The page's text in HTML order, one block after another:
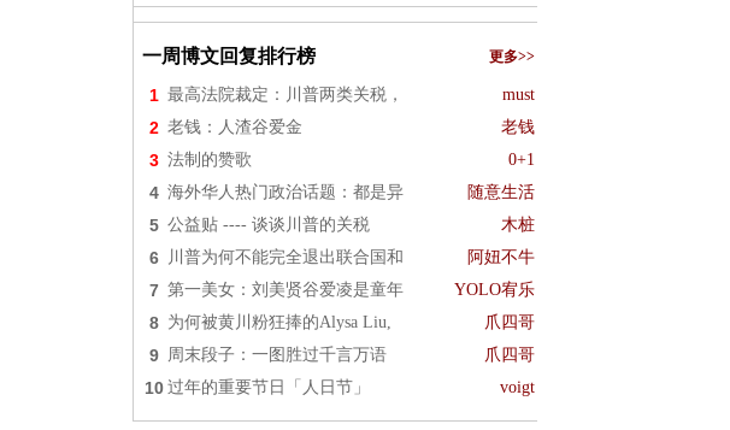
一周博文回复排行榜 更多>>
1 最高法院裁定：川普两类关税， must
2 老钱：人渣谷爱金 老钱
3 法制的赞歌 0+1
4 海外华人热门政治话题：都是异 随意生活
5 公益贴 ---- 谈谈川普的关税 木桩
6 川普为何不能完全退出联合国和 阿妞不牛
7 第一美女：刘美贤谷爱凌是童年 YOLO宥乐
8 为何被黄川粉狂捧的Alysa Liu, 爪四哥
9 周末段子：一图胜过千言万语 爪四哥
10 过年的重要节日「人日节」 voigt